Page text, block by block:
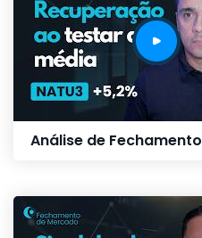
Análise de Fechamento